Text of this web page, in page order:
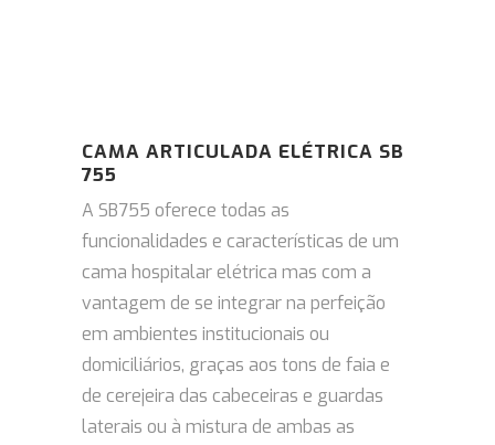
CAMA ARTICULADA ELÉTRICA SB
755
A SB755 oferece todas as
funcionalidades e características de um
cama hospitalar elétrica mas com a
vantagem de se integrar na perfeição
em ambientes institucionais ou
domiciliários, graças aos tons de faia e
de cerejeira das cabeceiras e guardas
laterais ou à mistura de ambas as